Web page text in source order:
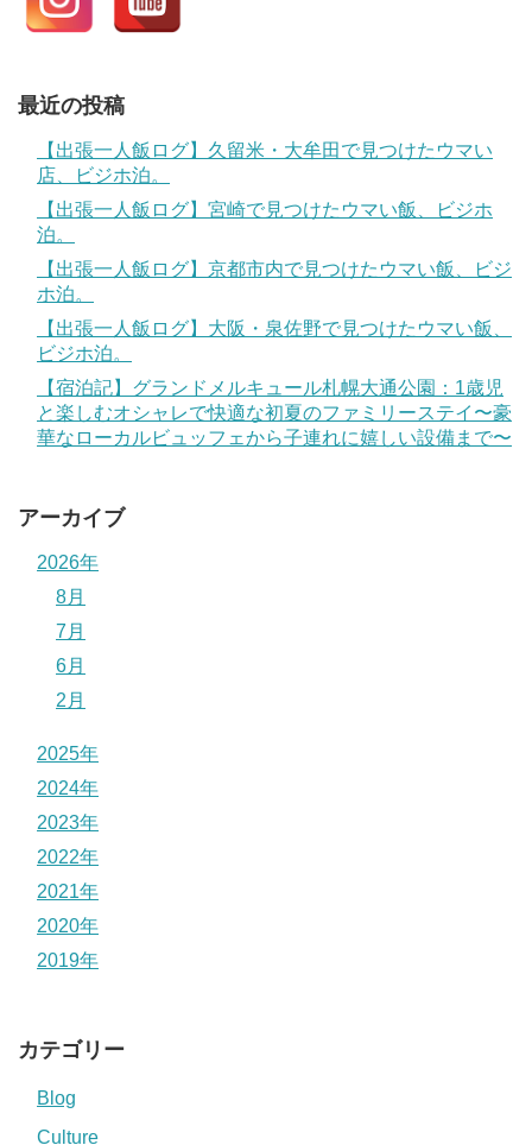
最近の投稿
【出張一人飯ログ】久留米・大牟田で見つけたウマい
店、ビジホ泊。
【出張一人飯ログ】宮崎で見つけたウマい飯、ビジホ
泊。
【出張一人飯ログ】京都市内で見つけたウマい飯、ビジ
ホ泊。
【出張一人飯ログ】大阪・泉佐野で見つけたウマい飯、
ビジホ泊。
【宿泊記】グランドメルキュール札幌大通公園：1歳児
と楽しむオシャレで快適な初夏のファミリーステイ〜豪
華なローカルビュッフェから子連れに嬉しい設備まで〜
アーカイブ
2026年
8月
7月
6月
2月
2025年
2024年
2023年
2022年
2021年
2020年
2019年
カテゴリー
Blog
Culture